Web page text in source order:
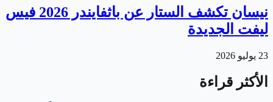
نيسان تكشف الستار عن باثفايندر 2026 فيس
ليفت الجديدة
23 يوليو 2026
الأكثر قراءة